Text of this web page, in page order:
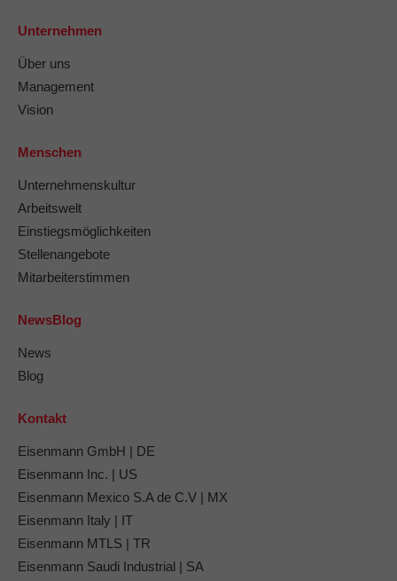
Unternehmen
Über uns
Management
Vision
Menschen
Unternehmenskultur
Arbeitswelt
Einstiegsmöglichkeiten
Stellenangebote
Mitarbeiterstimmen
NewsBlog
News
Blog
Kontakt
Eisenmann GmbH | DE
Eisenmann Inc. | US
Eisenmann Mexico S.A de C.V | MX
Eisenmann Italy | IT
Eisenmann MTLS | TR
Eisenmann Saudi Industrial | SA